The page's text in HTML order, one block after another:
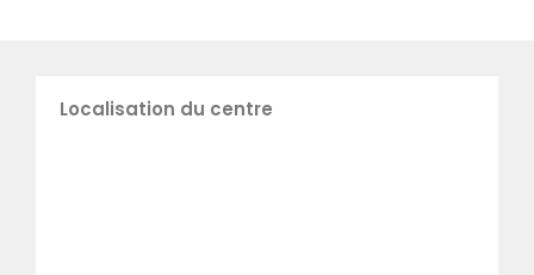
Localisation du centre